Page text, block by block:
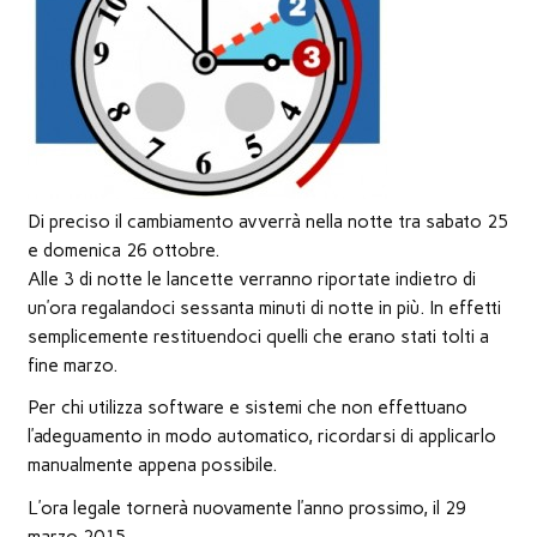
nuova
finestra)
Di preciso il cambiamento avverrà nella notte tra sabato 25
e domenica 26 ottobre.
Alle 3 di notte le lancette verranno riportate indietro di
un’ora regalandoci sessanta minuti di notte in più. In effetti
semplicemente restituendoci quelli che erano stati tolti a
fine marzo.
Per chi utilizza software e sistemi che non effettuano
l’adeguamento in modo automatico, ricordarsi di applicarlo
manualmente appena possibile.
L’ora legale tornerà nuovamente l’anno prossimo, il 29